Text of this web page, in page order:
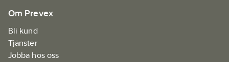
Om Prevex
Bli kund
Tjänster
Jobba hos oss